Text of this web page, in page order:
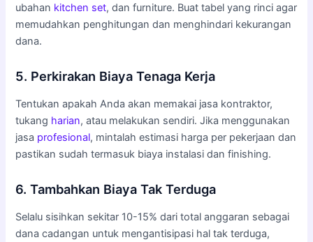
ubahan kitchen set, dan furniture. Buat tabel yang rinci agar
memudahkan penghitungan dan menghindari kekurangan
dana.
5. Perkirakan Biaya Tenaga Kerja
Tentukan apakah Anda akan memakai jasa kontraktor,
tukang harian, atau melakukan sendiri. Jika menggunakan
jasa profesional, mintalah estimasi harga per pekerjaan dan
pastikan sudah termasuk biaya instalasi dan finishing.
6. Tambahkan Biaya Tak Terduga
Selalu sisihkan sekitar 10-15% dari total anggaran sebagai
dana cadangan untuk mengantisipasi hal tak terduga,